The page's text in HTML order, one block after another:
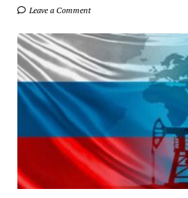
Leave a Comment